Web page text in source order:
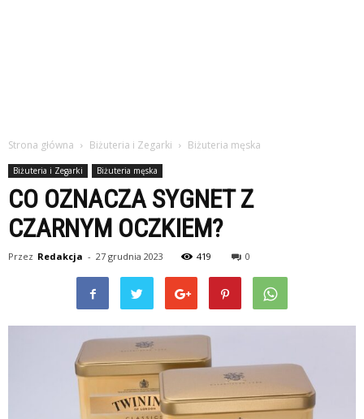
Strona główna Biżuteria i Zegarki Biżuteria męska
Biżuteria i Zegarki Biżuteria męska
CO OZNACZA SYGNET Z
CZARNYM OCZKIEM?
Przez Redakcja - 27 grudnia 2023 419 0